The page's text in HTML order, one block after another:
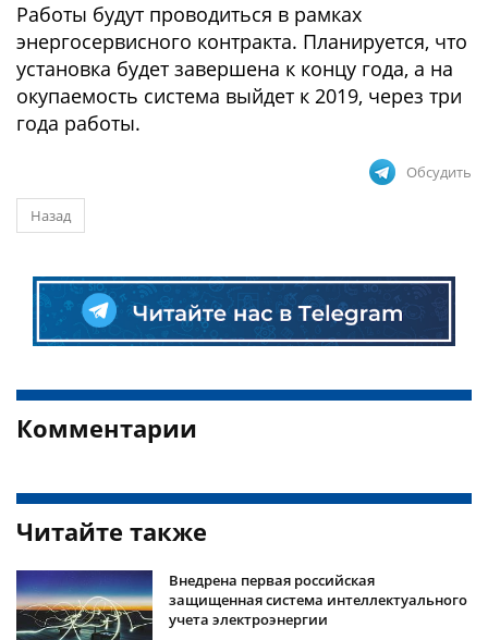
Работы будут проводиться в рамках
энергосервисного контракта. Планируется, что
установка будет завершена к концу года, а на
окупаемость система выйдет к 2019, через три
года работы.
Обсудить
Назад
Комментарии
Читайте также
Внедрена первая российская
защищенная система интеллектуального
учета электроэнергии